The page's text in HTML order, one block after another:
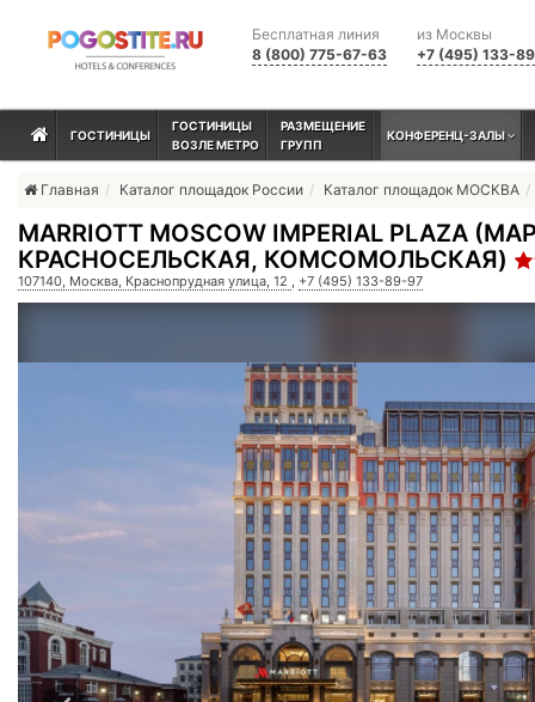
из Москвы
+7 (495) 133-
Бесплатная линия
8 (800) 775-67-63
ГОСТИНИЦЫ
ГОСТИНИЦЫ
ВОЗЛЕ МЕТРО
РАЗМЕЩЕНИЕ
ГРУПП
КОНФЕРЕНЦ-ЗАЛЫ
Главная Каталог площадок России Каталог площадок МОСКВА
MARRIOTT MOSCOW IMPERIAL
КРАСНОСЕЛЬСКАЯ, КОМСОМОЛЬСКАЯ)
107140, Москва, Краснопрудная улица, 12 , +7 (495) 133-89-97